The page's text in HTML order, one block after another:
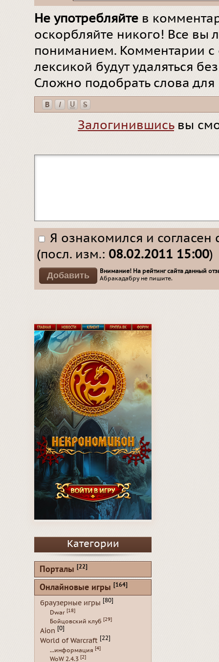
Не употребляйте в
оскорбляйте никого! Все вы
пониманием. Комментарии
лексикой будут удаляться
Сложно подобрать слова
Залогинившисьвы
Я ознакомился и согласен
(посл. изм.: 08.02.2011 15:00)
Внимание! На рейтинг сайта данный
Абракадабру не пишите.
Категории
Порталы [22]
Онлайновые игры [164]
браузерные игры [80]
Dwar [18]
Бойцовский клуб [29]
Aion [0]
World of Warcraft [22]
...информация [4]
WoW 2.4.3 [2]